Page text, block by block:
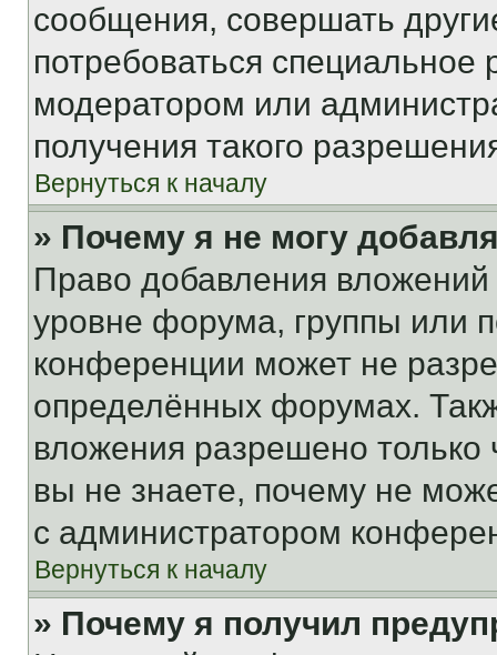
сообщения, совершать
потребоваться
модератором или
получения такого
Вернуться к началу
» Почему я не могу
Право добавления
уровне форума, группы или
конференции может не
определённых форумах.
вложения разрешено
вы не знаете, почему не
с администратором
Вернуться к началу
» Почему я получил